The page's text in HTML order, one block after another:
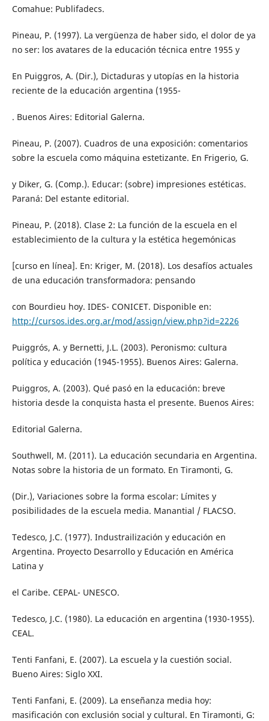
Comahue: Publifadecs.
Pineau, P. (1997). La vergüenza de haber sido, el dolor de ya
no ser: los avatares de la educación técnica entre 1955 y
En Puiggros, A. (Dir.), Dictaduras y utopías en la historia
reciente de la educación argentina (1955-
. Buenos Aires: Editorial Galerna.
Pineau, P. (2007). Cuadros de una exposición: comentarios
sobre la escuela como máquina estetizante. En Frigerio, G.
y Diker, G. (Comp.). Educar: (sobre) impresiones estéticas.
Paraná: Del estante editorial.
Pineau, P. (2018). Clase 2: La función de la escuela en el
establecimiento de la cultura y la estética hegemónicas
[curso en línea]. En: Kriger, M. (2018). Los desafíos actuales
de una educación transformadora: pensando
con Bourdieu hoy. IDES- CONICET. Disponible en:
http://cursos.ides.org.ar/mod/assign/view.php?id=2226
Puiggrós, A. y Bernetti, J.L. (2003). Peronismo: cultura
política y educación (1945-1955). Buenos Aires: Galerna.
Puiggros, A. (2003). Qué pasó en la educación: breve
historia desde la conquista hasta el presente. Buenos Aires:
Editorial Galerna.
Southwell, M. (2011). La educación secundaria en Argentina.
Notas sobre la historia de un formato. En Tiramonti, G.
(Dir.), Variaciones sobre la forma escolar: Límites y
posibilidades de la escuela media. Manantial / FLACSO.
Tedesco, J.C. (1977). Industrailización y educación en
Argentina. Proyecto Desarrollo y Educación en América
Latina y
el Caribe. CEPAL- UNESCO.
Tedesco, J.C. (1980). La educación en argentina (1930-1955).
CEAL.
Tenti Fanfani, E. (2007). La escuela y la cuestión social.
Bueno Aires: Siglo XXI.
Tenti Fanfani, E. (2009). La enseñanza media hoy:
masificación con exclusión social y cultural. En Tiramonti, G: